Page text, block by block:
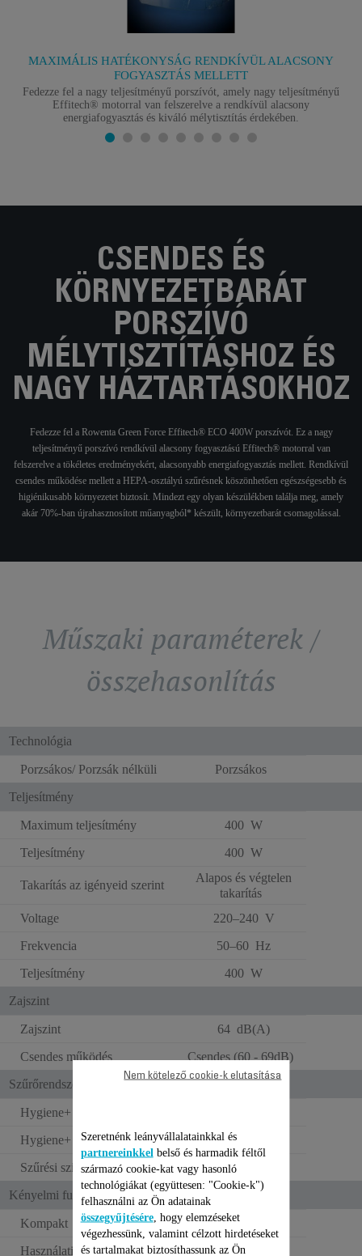
MAXIMÁLIS HATÉKONYSÁG RENDKÍVÜL ALACSONY
FOGYASZTÁS MELLETT
Fedezze fel a nagy teljesítményű porszívót, amely nagy teljesítményű
Effitech® motorral van felszerelve a rendkívül alacsony
energiafogyasztás és kiváló mélytisztítás érdekében.
CSENDES ÉS
KÖRNYEZETBARÁT
PORSZÍVÓ
MÉLYTISZTÍTÁSHOZ ÉS
NAGY HÁZTARTÁSOKHOZ
Fedezze fel a Rowenta Green Force Effitech® ECO 400W porszívót. Ez a nagy
teljesítményű porszívó rendkívül alacsony fogyasztású Effitech® motorral van
felszerelve a tökéletes eredményekért, alacsonyabb energiafogyasztás mellett. Rendkívül
csendes működése mellett a HEPA-osztályú szűrésnek köszönhetően egészségesebb és
higiénikusabb környezetet biztosít. Mindezt egy olyan készülékben találja meg, amely
akár 70%-ban újrahasznosított műanyagból* készült, környezetbarát csomagolással.
Műszaki paraméterek /
összehasonlítás
Technológia
Porzsákos/ Porzsák nélküli
Porzsákos
Teljesítmény
Maximum teljesítmény
400 W
Teljesítmény
400 W
Takarítás az igényeid szerint
Alapos és végtelen
takarítás
Voltage
220–240 V
Frekvencia
50–60 Hz
Teljesítmény
400 W
Zajszint
Zajszint
64 dB(A)
Csendes működés
Csendes (60 - 69dB)
Szűrőrendszer
Hygiene+ porzsák
Hygiene+ típus
Optimális
Szűrési szint(ek)
Kényelmi funkciók
Kompakt
Használati hatókör
12 m
Szeretnénk leányvállalatainkkal és
partnereinkkel belső és harmadik féltől
származó cookie-kat vagy hasonló
technológiákat (együttesen: "Cookie-k")
felhasználni az Ön adatainak
összegyűjtésére, hogy elemzéseket
végezhessünk, valamint célzott hirdetéseket
és tartalmakat biztosíthassunk az Ön
Nem kötelező cookie-k elutasítása